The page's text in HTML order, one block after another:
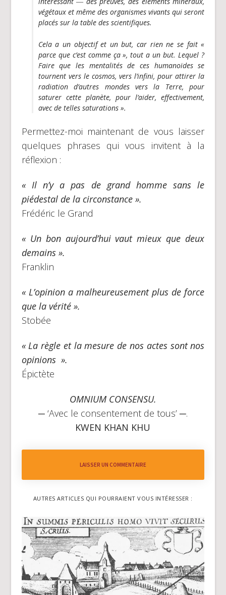
végétaux et même des organismes vivants qui seront
placés sur la table des scientifiques.
Cela a un objectif et un but, car rien ne se fait «
parce que c’est comme ça », tout a un but. Lequel ?
Faire que les mentalités de ces humanoïdes se
tournent vers le cosmos, vers l’infini, pour attirer la
radiation d’autres mondes vers la Terre, pour
saturer cette planète, pour l’aider, effectivement,
avec de telles saturations ».
Permettez-moi maintenant de vous laisser
quelques phrases qui vous invitent à la
réflexion :
« Il n’y a pas de grand homme sans le
piédestal de la circonstance ».
Frédéric le Grand
« Un bon aujourd’hui vaut mieux que deux
demains ».
Franklin
« L’opinion a malheureusement plus de force
que la vérité ».
Stobée
« La règle et la mesure de nos actes sont nos
opinions ».
Épictète
OMNIUM CONSENSU.
─ ‘Avec le consentement de tous’ ─.
KWEN KHAN KHU
LAISSER UN COMMENTAIRE
AUTRES ARTICLES QUI POURRAIENT VOUS INTÉRESSER :